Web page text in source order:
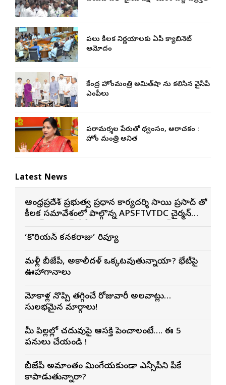
పలు కీలక నిర్ణయాలకు ఏపీ క్యాబినెట్
ఆమోదం
కేంద్ర హోంమంత్రి అమిత్‌షా ను కలిసిన వైసీపీ
ఎంపీలు
పరామర్శల పేరుతో విధ్వంసం, అరాచకం :
హోం మంత్రి అనిత
Latest News
ఆంధ్రప్రదేశ్ ప్రభుత్వ ప్రధాన కార్యదర్శి సాయి ప్రసాద్ తో
కీలక సమావేశంలో పాల్గొన్న APSFTVTDC చైర్మన్
శాఖల అధికారులు
‘కొరియన్ కనకరాజు’ రివ్యూ
మళ్లీ బీజేపీ, అకాలీదళ్ ఒక్కటవుతున్నాయా? భేటీపై
ఊహాగానాలు
మోకాళ్ల నొప్పి తగ్గించే రోజువారీ అలవాట్లు…
సులభమైన మార్గాలు!
మీ పిల్లల్లో చదువుపై ఆసక్తి పెంచాలంటే…. ఈ 5
పనులు చేయండి !
బీజేపీ అమాంతం మింగేయకుండా ఎన్సీపీని పీకే
కాపాడుతున్నారా?